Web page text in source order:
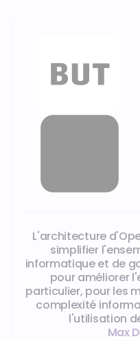
Ce que disent nos clients
L'architecture
simplifier
informatique et de
pour améliorer
particulier, pour les
complexité
l'utilisation
Max